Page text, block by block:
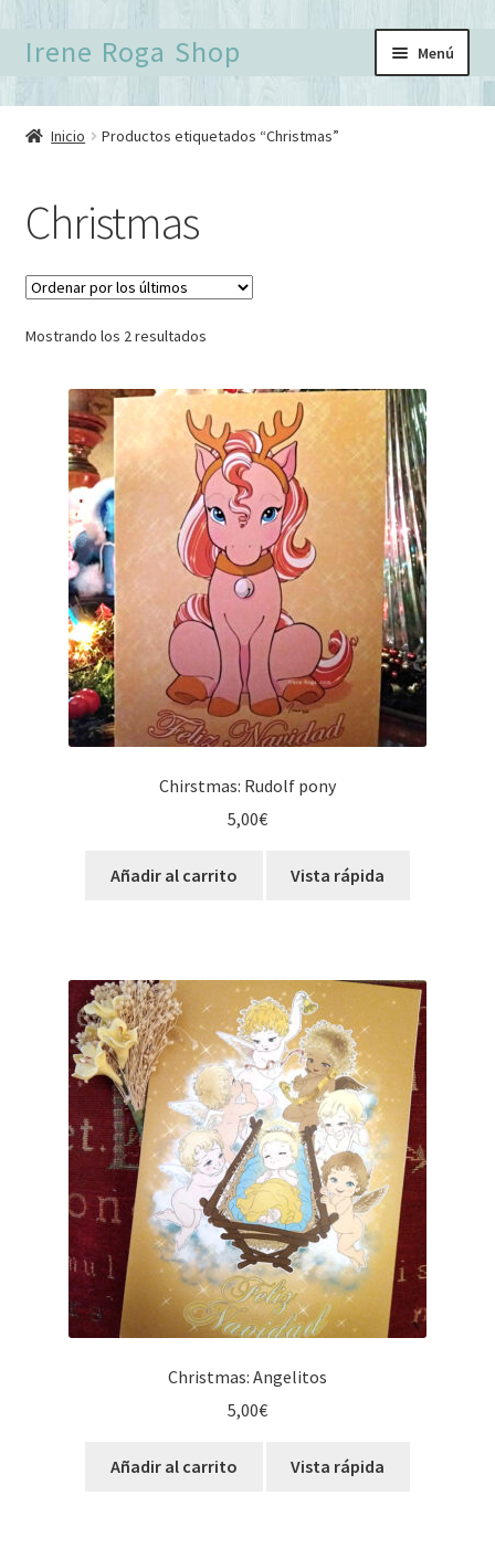
Ir
a
navegación
Ir
al
Irene Roga Shop Menú
Inicio
Carrito
Finalizar compra
Formulario de contacto
Mi cuenta
Política de Privacidad
Inicio Productos etiquetados “Christmas”
Christmas
Mostrando los 2 resultadosOrdenado
Chirstmas: Rudolf pony
5,00€
Añadir al carrito Vista rápida
Christmas: Angelitos
5,00€
Añadir al carrito Vista rápida